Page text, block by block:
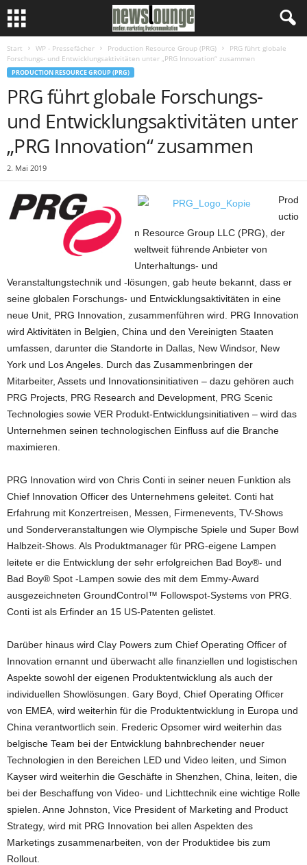
Start WP - Pressefächer Production Resource Group (PRG)
PRG führt globale
Forschungs- und Entwicklungsaktivitäten unter „PRG Innovation“ zusammen
PRODUCTION RESOURCE GROUP (PRG)
PRG führt globale Forschungs-
und Entwicklungsaktivitäten unter
„PRG Innovation“ zusammen
2. Mai 2019
Prod
uctio
n Resource Group LLC (PRG), der
weltweit führende Anbieter von
Unterhaltungs- und
Veranstaltungstechnik und -lösungen, gab heute bekannt, dass er
seine globalen Forschungs- und Entwicklungsaktivitäten in eine
neue Unit, PRG Innovation, zusammenführen wird. PRG Innovation
wird Aktivitäten in Belgien, China und den Vereinigten Staaten
umfassen, darunter die Standorte in Dallas, New Windsor, New
York und Los Angeles. Durch das Zusammenbringen der
Mitarbeiter, Assets und Innovationsinitiativen – dazu gehören auch
PRG Projects, PRG Research and Development, PRG Scenic
Technologies sowie VER Produkt-Entwicklungsinitiativen – wird das
Unternehmen seinen technologischen Einfluss auf die Branche
maximieren.
PRG Innovation wird von Chris Conti in seiner neuen Funktion als
Chief Innovation Officer des Unternehmens geleitet. Conti hat
Erfahrung mit Konzertreisen, Messen, Firmenevents, TV-Shows
und Sonderveranstaltungen wie Olympische Spiele und Super Bowl
Halbzeit-Shows. Als Produktmanager für PRG-eigene Lampen
leitete er die Entwicklung der sehr erfolgreichen Bad Boy®- und
Bad Boy® Spot -Lampen sowie des mit dem Emmy-Award
ausgezeichneten GroundControl™ Followspot-Systems von PRG.
Conti ist als Erfinder an 15 US-Patenten gelistet.
Darüber hinaus wird Clay Powers zum Chief Operating Officer of
Innovation ernannt und überwacht alle finanziellen und logistischen
Aspekte sowohl der eigenen Produktentwicklung als auch der
individuellen Showlösungen. Gary Boyd, Chief Operating Officer
von EMEA, wird weiterhin für die Produktentwicklung in Europa und
China verantwortlich sein. Frederic Opsomer wird weiterhin das
belgische Team bei der Entwicklung bahnbrechender neuer
Technologien in den Bereichen LED und Video leiten, und Simon
Kayser wird weiterhin die Geschäfte in Shenzhen, China, leiten, die
bei der Beschaffung von Video- und Lichttechnik eine wichtige Rolle
spielen. Anne Johnston, Vice President of Marketing and Product
Strategy, wird mit PRG Innovation bei allen Aspekten des
Marketings zusammenarbeiten, von der Produktidee bis zum
Rollout.